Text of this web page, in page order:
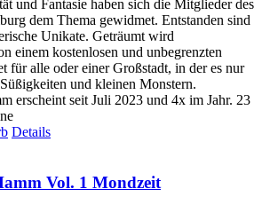
und Fantasie haben sich die Mitglieder des
dem Thema gewidmet. Entstanden sind
Unikate. Geträumt wird
einem kostenlosen und unbegrenzten
für alle oder einer Großstadt, in der es nur
und kleinen Monstern.
erscheint seit Juli 2023 und 4x im Jahr. 23
Details
Vol. 1 Mondzeit